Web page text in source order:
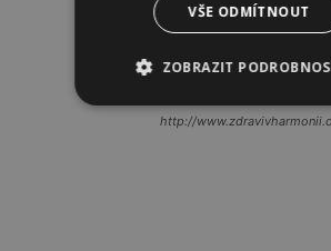
Tereza
http://
VŠE ODMÍTNOUT
ZOBRAZIT